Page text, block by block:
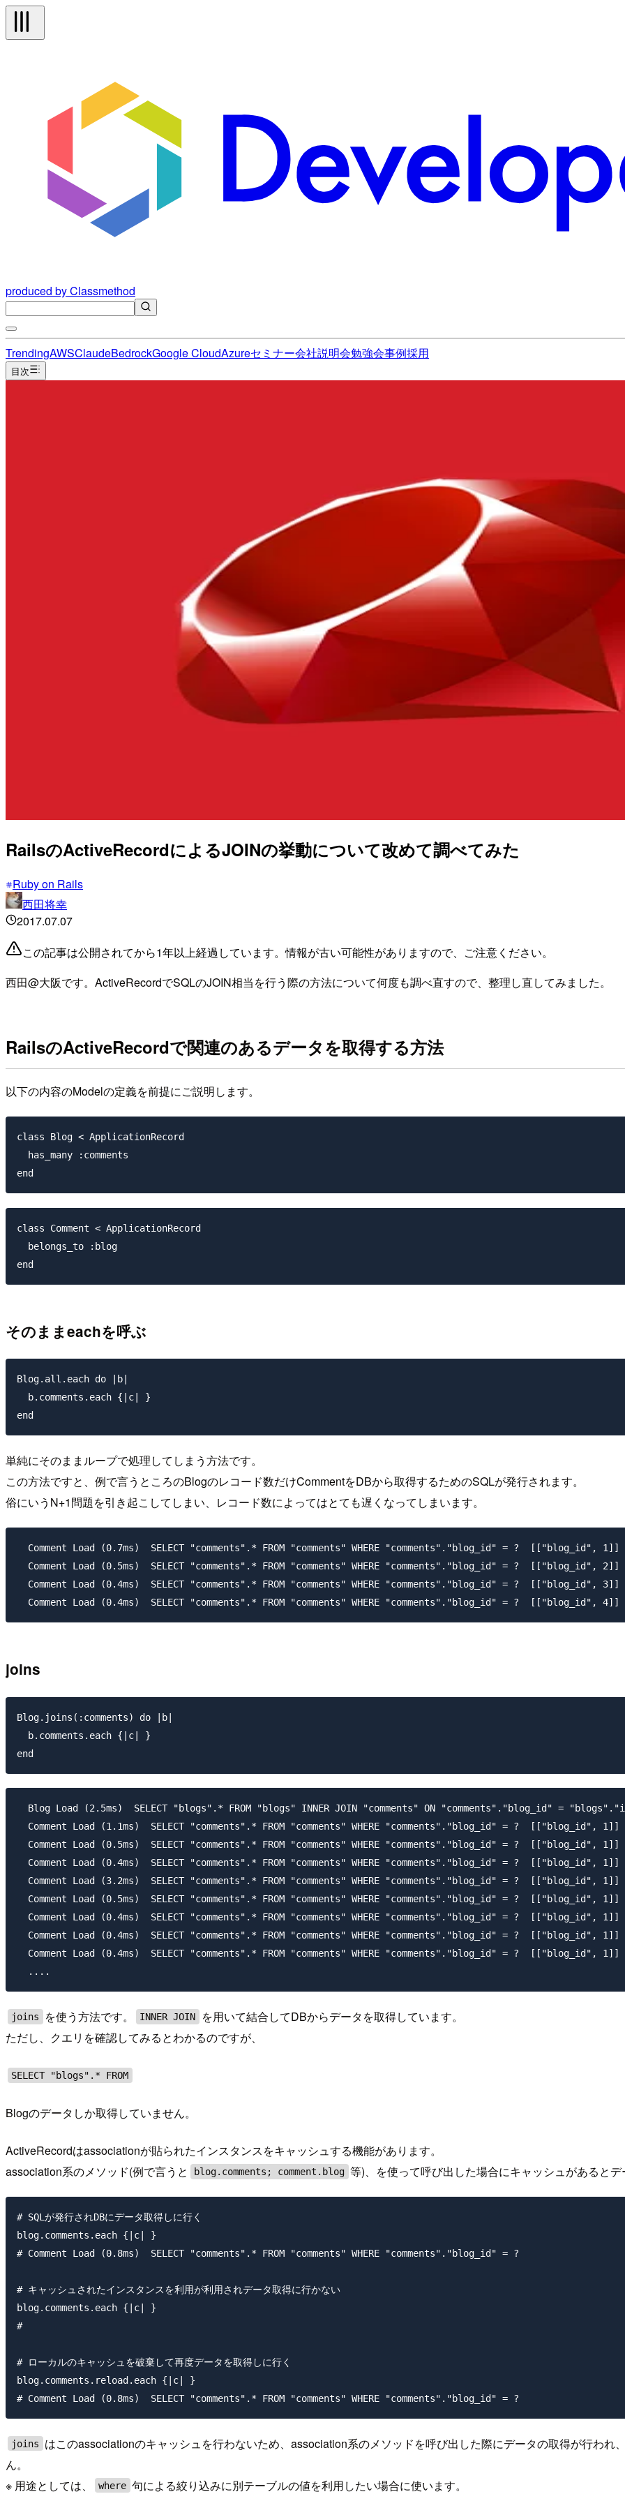
produced by Classmethod
TrendingAWSClaudeBedrockGoogle CloudAzureセミナー会社説明会勉強会事例採用
目次
RailsのActiveRecordによるJOINの挙動について改めて調べてみた
Ruby on Rails
西田将幸
2017.07.07
この記事は公開されてから1年以上経過しています。情報が古い可能性がありますので、ご注意ください。
西田@大阪です。ActiveRecordでSQLのJOIN相当を行う際の方法について何度も調べ直すので、整理し直してみました。
RailsのActiveRecordで関連のあるデータを取得する方法
以下の内容のModelの定義を前提にご説明します。
class Blog < ApplicationRecord
  has_many :comments
class Comment < ApplicationRecord
  belongs_to :blog
そのままeachを呼ぶ
Blog.all.each do |b|
  b.comments.each {|c| }
単純にそのままループで処理してしまう方法です。
この方法ですと、例で言うところのBlogのレコード数だけCommentをDBから取得するためのSQLが発行されます。
俗にいうN+1問題を引き起こしてしまい、レコード数によってはとても遅くなってしまいます。
Comment Load (0.7ms)  SELECT "comments".* FROM "comments" WHERE "comments"."blog_id"
Comment Load (0.5ms)  SELECT "comments".* FROM "comments" WHERE "comments"."blog_id"
Comment Load (0.4ms)  SELECT "comments".* FROM "comments" WHERE "comments"."blog_id"
joins
Blog.joins(:comments) do |b|
  b.comments.each {|c| }
Blog Load (2.5ms)  SELECT "blogs".* FROM "blogs" INNER JOIN "comments" ON
Comment Load (1.1ms)  SELECT "comments".* FROM "comments" WHERE "comments"."blog_id"
Comment Load (0.5ms)  SELECT "comments".* FROM "comments" WHERE "comments"."blog_id"
Comment Load (0.4ms)  SELECT "comments".* FROM "comments" WHERE "comments"."blog_id"
Comment Load (3.2ms)  SELECT "comments".* FROM "comments" WHERE "comments"."blog_id"
Comment Load (0.5ms)  SELECT "comments".* FROM "comments" WHERE "comments"."blog_id"
Comment Load (0.4ms)  SELECT "comments".* FROM "comments" WHERE "comments"."blog_id"
Comment Load (0.4ms)  SELECT "comments".* FROM "comments" WHERE "comments"."blog_id"
  Comment Load (0.4ms)  SELECT "comments".* FROM "comments" WHERE "comments"."blog_id" = ?  [["blog_id", 1]]
joins を使う方法です。 INNER JOIN
を用いて結合してDBからデータを取得しています。
ただし、クエリを確認してみるとわかるのですが、
SELECT "blogs".* FROM
Blogのデータしか取得していません。
ActiveRecordはassociationが貼られたインスタンスをキャッシュする機能があります。
association系のメソッド(例で言うと
blog.comments; comment.blog 等)、を使って呼び出した場合にキャッシュがあるとデ
# SQLが発行されDBにデータ取得しに行く
blog.comments.each {|c| }
# Comment Load (0.8ms)  SELECT "comments".* FROM "comments" WHERE "comments"."blog_id" = ?
# キャッシュされたインスタンスを利用が利用されデータ取得に行かない
blog.comments.each {|c| }
#
# ローカルのキャッシュを破棄して再度データを取得しに行く
blog.comments.reload.each {|c| }
joins
はこのassociationのキャッシュを行わないため、association系のメソッドを呼び出した際にデータの取得が行わ
ん。
※ 用途としては、
where 句による絞り込みに別テーブルの値を利用したい場合に使います。